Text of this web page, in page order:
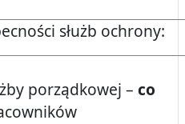
służb ochrony:
porządkowej – co